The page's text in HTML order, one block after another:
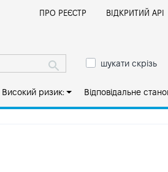
ПРО РЕЄСТР ВІДКРИТИЙ АРІ
шукати скрізь
Високий ризик: Відповідальне